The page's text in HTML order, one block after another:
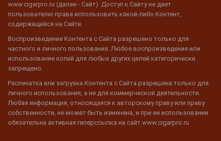
www.cigarpro.ru (далее - Сайт). Доступ к Сайту не дает
пользователю права использовать какой-либо Контент,
содержащийся на Сайте.
Воспроизведение Контента с Сайта разрешено только для
частного и личного пользования. Любое воспроизведение или
использование копий для любых других целей категорически
запрещено.
Распечатка или загрузка Контента с Сайта разрешена только для
личного использования, а не для коммерческой деятельности.
Любая информация, относящаяся к авторскому праву или праву
собственности, не может быть изменена, и при ее использовании
обязательна активная гиперссылка на сайт www.cigarpro.ru